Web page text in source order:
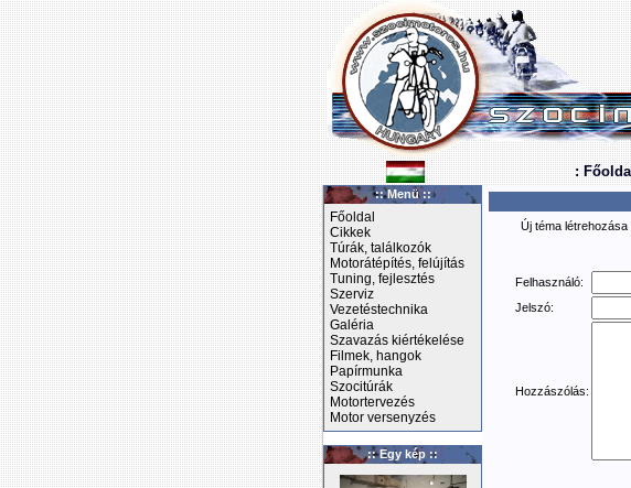
:
:: Menü ::
Főoldal
Cikkek
Túrák, találkozók
Motorátépítés, felújítás
Tuning, fejlesztés
Szerviz
Vezetéstechnika
Galéria
Szavazás kiértékelése
Filmek, hangok
Papírmunka
Szocitúrák
Motortervezés
Motor versenyzés
:: Egy kép ::
Új téma létrehozása
Felhasználó:
Jelszó:
Hozzászólás: